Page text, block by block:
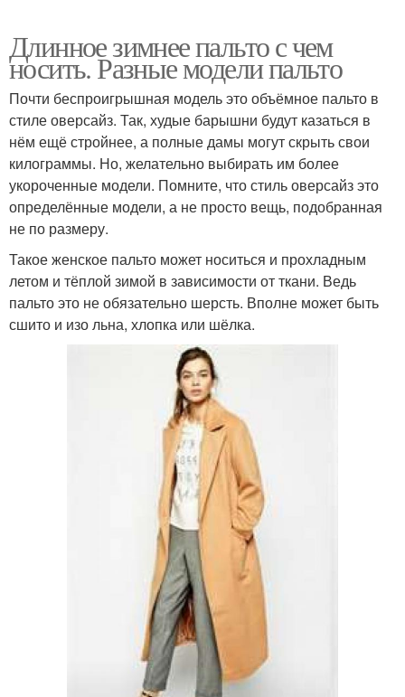
Длинное зимнее пальто с чем
носить. Разные модели пальто
Почти беспроигрышная модель это объёмное пальто в
стиле оверсайз. Так, худые барышни будут казаться в
нём ещё стройнее, а полные дамы могут скрыть свои
килограммы. Но, желательно выбирать им более
укороченные модели. Помните, что стиль оверсайз это
определённые модели, а не просто вещь, подобранная
не по размеру.
Такое женское пальто может носиться и прохладным
летом и тёплой зимой в зависимости от ткани. Ведь
пальто это не обязательно шерсть. Вполне может быть
сшито и изо льна, хлопка или шёлка.